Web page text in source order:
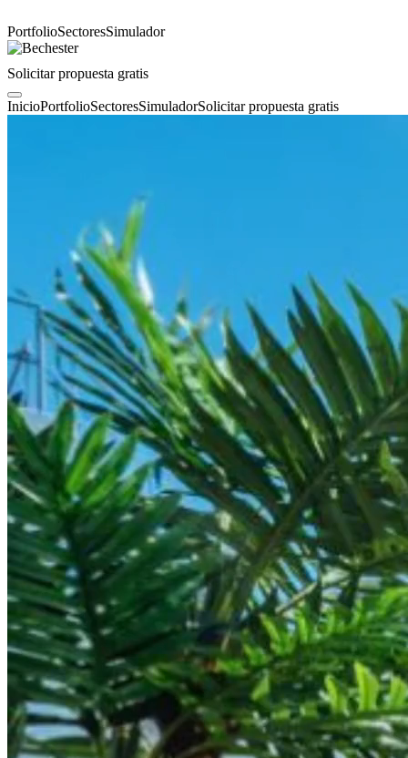
PortfolioSectoresSimulador
Solicitar propuesta gratis
InicioPortfolioSectoresSimuladorSolicitar propuesta gratis